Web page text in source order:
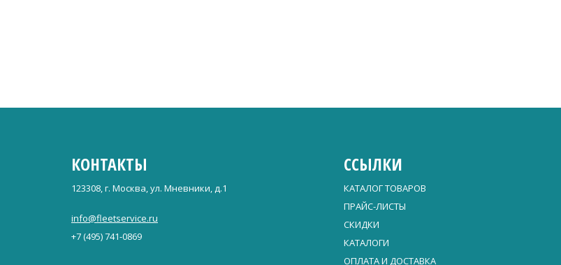
КОНТАКТЫ
123308, г. Москва, ул. Мневники, д.1
info@fleetservice.ru
+7 (495) 741-0869
ССЫЛКИ
КАТАЛОГ ТОВАРОВ
ПРАЙС-ЛИСТЫ
СКИДКИ
КАТАЛОГИ
ОПЛАТА И ДОСТАВКА